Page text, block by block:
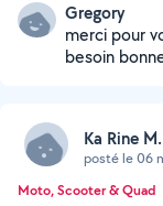
Gregory
merci pour
besoin
Ka Rine M.
posté le 06
Moto, Scooter & Quad